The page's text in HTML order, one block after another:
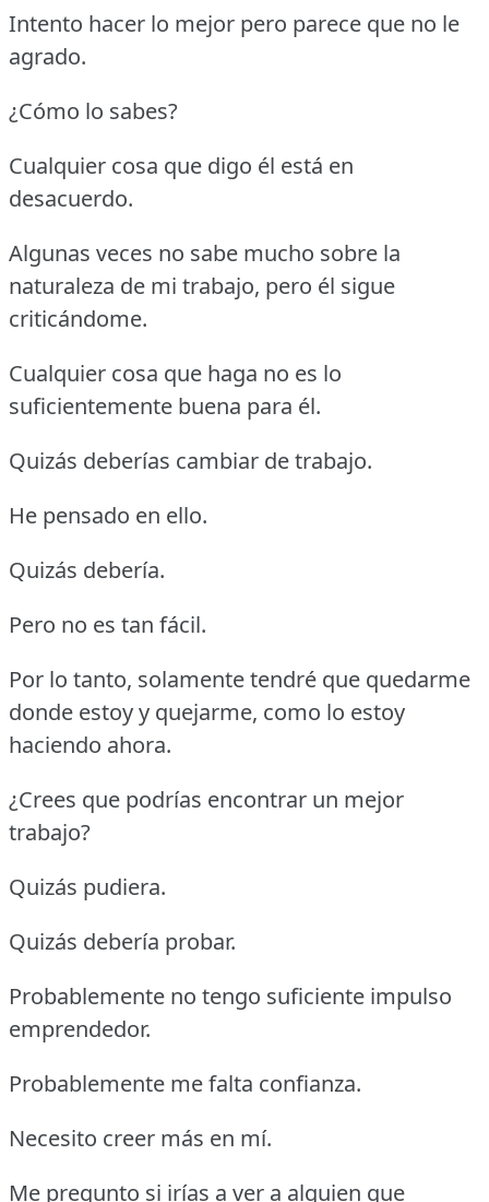
Intento hacer lo mejor pero parece que no le
agrado.
¿Cómo lo sabes?
Cualquier cosa que digo él está en
desacuerdo.
Algunas veces no sabe mucho sobre la
naturaleza de mi trabajo, pero él sigue
criticándome.
Cualquier cosa que haga no es lo
suficientemente buena para él.
Quizás deberías cambiar de trabajo.
He pensado en ello.
Quizás debería.
Pero no es tan fácil.
Por lo tanto, solamente tendré que quedarme
donde estoy y quejarme, como lo estoy
haciendo ahora.
¿Crees que podrías encontrar un mejor
trabajo?
Quizás pudiera.
Quizás debería probar.
Probablemente no tengo suficiente impulso
emprendedor.
Probablemente me falta confianza.
Necesito creer más en mí.
Me pregunto si irías a ver a alguien que